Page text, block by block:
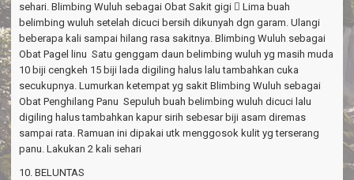
sehari. Blimbing Wuluh sebagai Obat Sakit gigi  Lima buah
belimbing wuluh setelah dicuci bersih dikunyah dgn garam. Ulangi
beberapa kali sampai hilang rasa sakitnya. Blimbing Wuluh sebagai
Obat Pagel linu Satu genggam daun belimbing wuluh yg masih muda
10 biji cengkeh 15 biji lada digiling halus lalu tambahkan cuka
secukupnya. Lumurkan ketempat yg sakit Blimbing Wuluh sebagai
Obat Penghilang Panu Sepuluh buah belimbing wuluh dicuci lalu
digiling halus tambahkan kapur sirih sebesar biji asam diremas
sampai rata. Ramuan ini dipakai utk menggosok kulit yg terserang
panu. Lakukan 2 kali sehari
10. BELUNTAS